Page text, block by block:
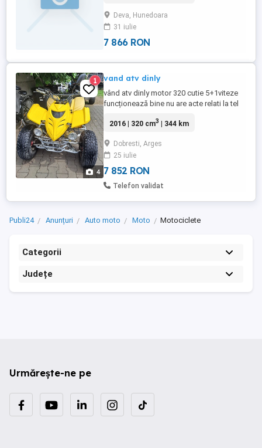
Deva, Hunedoara
31 iulie
7 866 RON
4
1 vand atv dinly
vând atv dinly motor 320 cutie 5+1viteze
funcționează bine nu are acte relati la tel
2016 | 320 cm3 | 344 km
Dobresti, Arges
25 iulie
7 852 RON
Telefon validat
Publi24 Anunțuri Auto moto Moto Motociclete
Categorii
Județe
Urmărește-ne pe